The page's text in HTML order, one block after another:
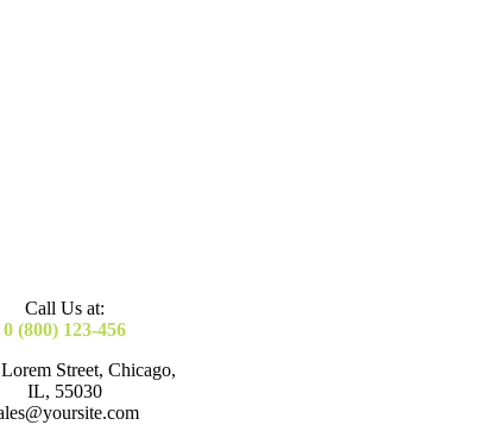
Call Us at:
0 (800) 123-456
Street, Chicago,
IL, 55030